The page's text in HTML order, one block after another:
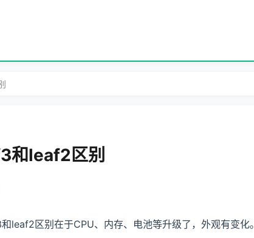
和leaf2区别
leaf2区别在于CPU、内存、电池等升级了，外观有变化。